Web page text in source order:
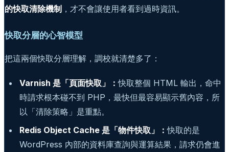
的快取清除機制 ，才不會讓使用者看到過時資訊。
快取分層的心智模型
把這兩個快取分層理解，調校就清楚多了：
Varnish 是「頁面快取」：快取整個 HTML 輸出，命中
時請求根本碰不到 PHP，最快但最容易顯示舊內容，所
以「清除策略」是重點。
Redis Object Cache 是「物件快取」：快取的是
WordPress 內部的資料庫查詢與運算結果，請求仍會進